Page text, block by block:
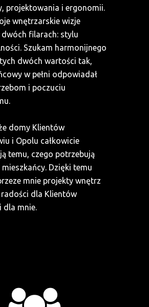
projektowania i ergonomii.
wnętrzarskie wizje
filarach: stylu
Szukam harmonijnego
dwóch wartości tak,
w pełni odpowiadał
i poczuciu
domy Klientów
i Opolu całkowicie
temu, czego potrzebują
Dzięki temu
mnie projekty wnętrz
radości dla Klientów
dla mnie.